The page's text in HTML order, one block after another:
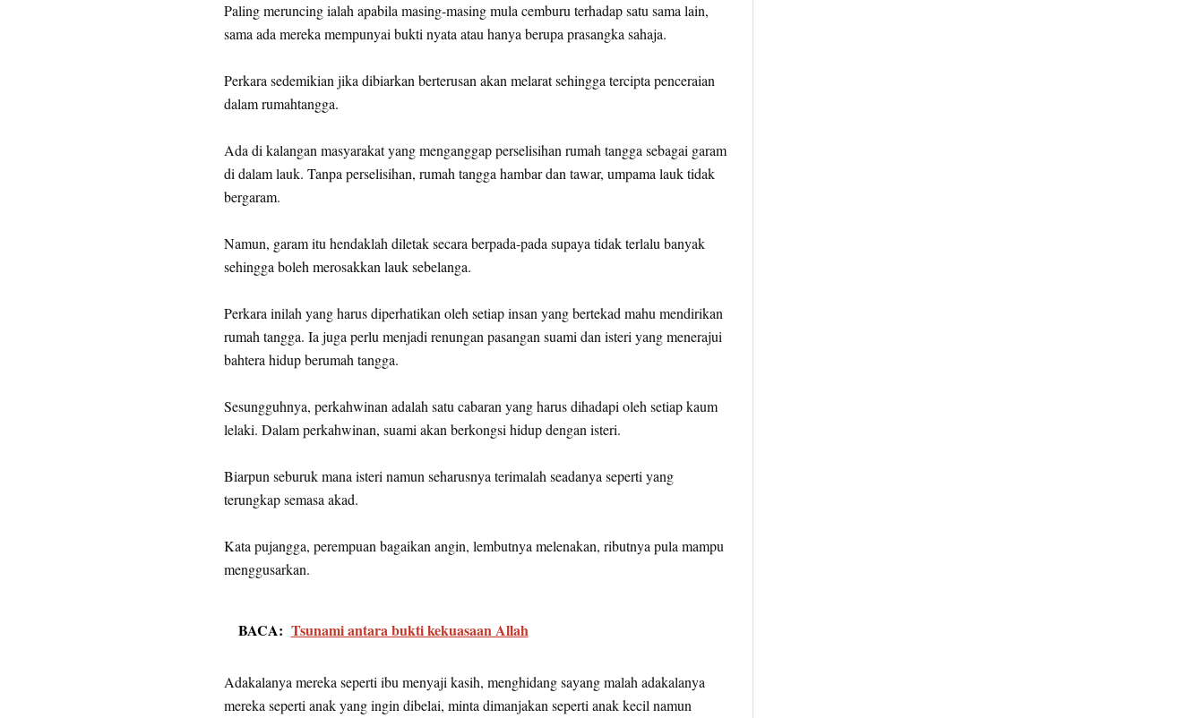
Paling meruncing ialah apabila masing-masing mula cemburu terhadap satu sama lain,
sama ada mereka mempunyai bukti nyata atau hanya berupa prasangka sahaja.
Perkara sedemikian jika dibiarkan berterusan akan melarat sehingga tercipta penceraian
dalam rumahtangga.
Ada di kalangan masyarakat yang menganggap perselisihan rumah tangga sebagai garam
di dalam lauk. Tanpa perselisihan, rumah tangga hambar dan tawar, umpama lauk tidak
bergaram.
Namun, garam itu hendaklah diletak secara berpada-pada supaya tidak terlalu banyak
sehingga boleh merosakkan lauk sebelanga.
Perkara inilah yang harus diperhatikan oleh setiap insan yang bertekad mahu mendirikan
rumah tangga. Ia juga perlu menjadi renungan pasangan suami dan isteri yang menerajui
bahtera hidup berumah tangga.
Sesungguhnya, perkahwinan adalah satu cabaran yang harus dihadapi oleh setiap kaum
lelaki. Dalam perkahwinan, suami akan berkongsi hidup dengan isteri.
Biarpun seburuk mana isteri namun seharusnya terimalah seadanya seperti yang
terungkap semasa akad.
Kata pujangga, perempuan bagaikan angin, lembutnya melenakan, ributnya pula mampu
menggusarkan.
BACA: Tsunami antara bukti kekuasaan Allah
Adakalanya mereka seperti ibu menyaji kasih, menghidang sayang malah adakalanya
mereka seperti anak yang ingin dibelai, minta dimanjakan seperti anak kecil namun